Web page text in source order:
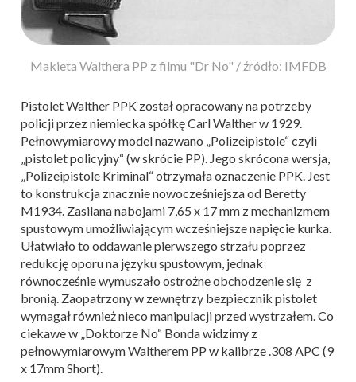
Makieta Walthera PP z filmu "Dr No" / źródło: IMFDB
Pistolet Walther PPK został opracowany na potrzeby
policji przez niemiecka spółkę Carl Walther w 1929.
Pełnowymiarowy model nazwano „Polizeipistole“ czyli
„pistolet policyjny“ (w skrócie PP). Jego skrócona wersja,
„Polizeipistole Kriminal“ otrzymała oznaczenie PPK. Jest
to konstrukcja znacznie nowocześniejsza od Beretty
M1934. Zasilana nabojami 7,65 x 17 mm z mechanizmem
spustowym umożliwiającym wcześniejsze napięcie kurka.
Ułatwiało to oddawanie pierwszego strzału poprzez
redukcję oporu na języku spustowym, jednak
równocześnie wymuszało ostrożne obchodzenie się z
bronią. Zaopatrzony w zewnętrzy bezpiecznik pistolet
wymagał również nieco manipulacji przed wystrzałem. Co
ciekawe w „Doktorze No“ Bonda widzimy z
pełnowymiarowym Waltherem PP w kalibrze .308 APC (9
x 17mm Short).